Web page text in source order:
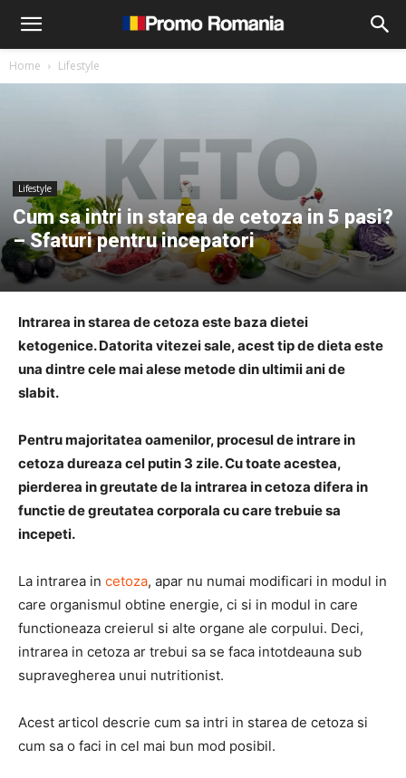
Home Lifestyle
Lifestyle
Cum sa intri in starea de cetoza in 5 pasi?
– Sfaturi pentru incepatori
Intrarea in starea de cetoza este baza dietei
ketogenice. Datorita vitezei sale, acest tip de dieta este
una dintre cele mai alese metode din ultimii ani de
slabit.
Pentru majoritatea oamenilor, procesul de intrare in
cetoza dureaza cel putin 3 zile. Cu toate acestea,
pierderea in greutate de la intrarea in cetoza difera in
functie de greutatea corporala cu care trebuie sa
incepeti.
La intrarea in cetoza, apar nu numai modificari in modul in
care organismul obtine energie, ci si in modul in care
functioneaza creierul si alte organe ale corpului. Deci,
intrarea in cetoza ar trebui sa se faca intotdeauna sub
supravegherea unui nutritionist.
Acest articol descrie cum sa intri in starea de cetoza si
cum sa o faci in cel mai bun mod posibil.